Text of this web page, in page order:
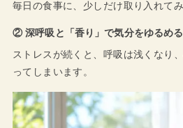
毎日の食事に、少しだけ取り入れて
② 深呼吸と「香り」で気分をゆるめる
ストレスが続くと、呼吸は浅くなり
ってしまいます。